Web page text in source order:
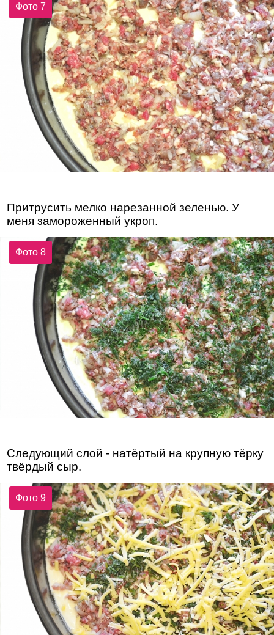
Фото 7
Притрусить мелко нарезанной зеленью. У
меня замороженный укроп.
Фото 8
Следующий слой - натёртый на крупную тёрку
твёрдый сыр.
Фото 9